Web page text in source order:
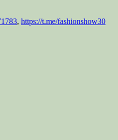
, https://t.me/fashionshow30